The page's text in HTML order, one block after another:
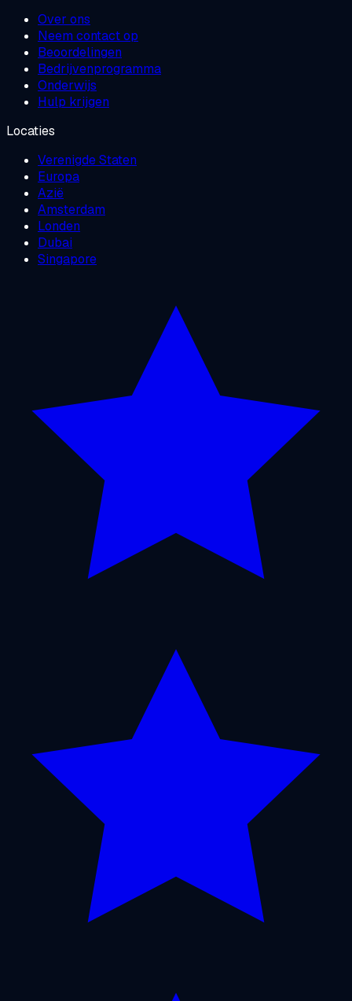
Over ons
Neem contact op
Beoordelingen
Bedrijvenprogramma
Onderwijs
Hulp krijgen
Locaties
Verenigde Staten
Europa
Azië
Amsterdam
Londen
Dubai
Singapore